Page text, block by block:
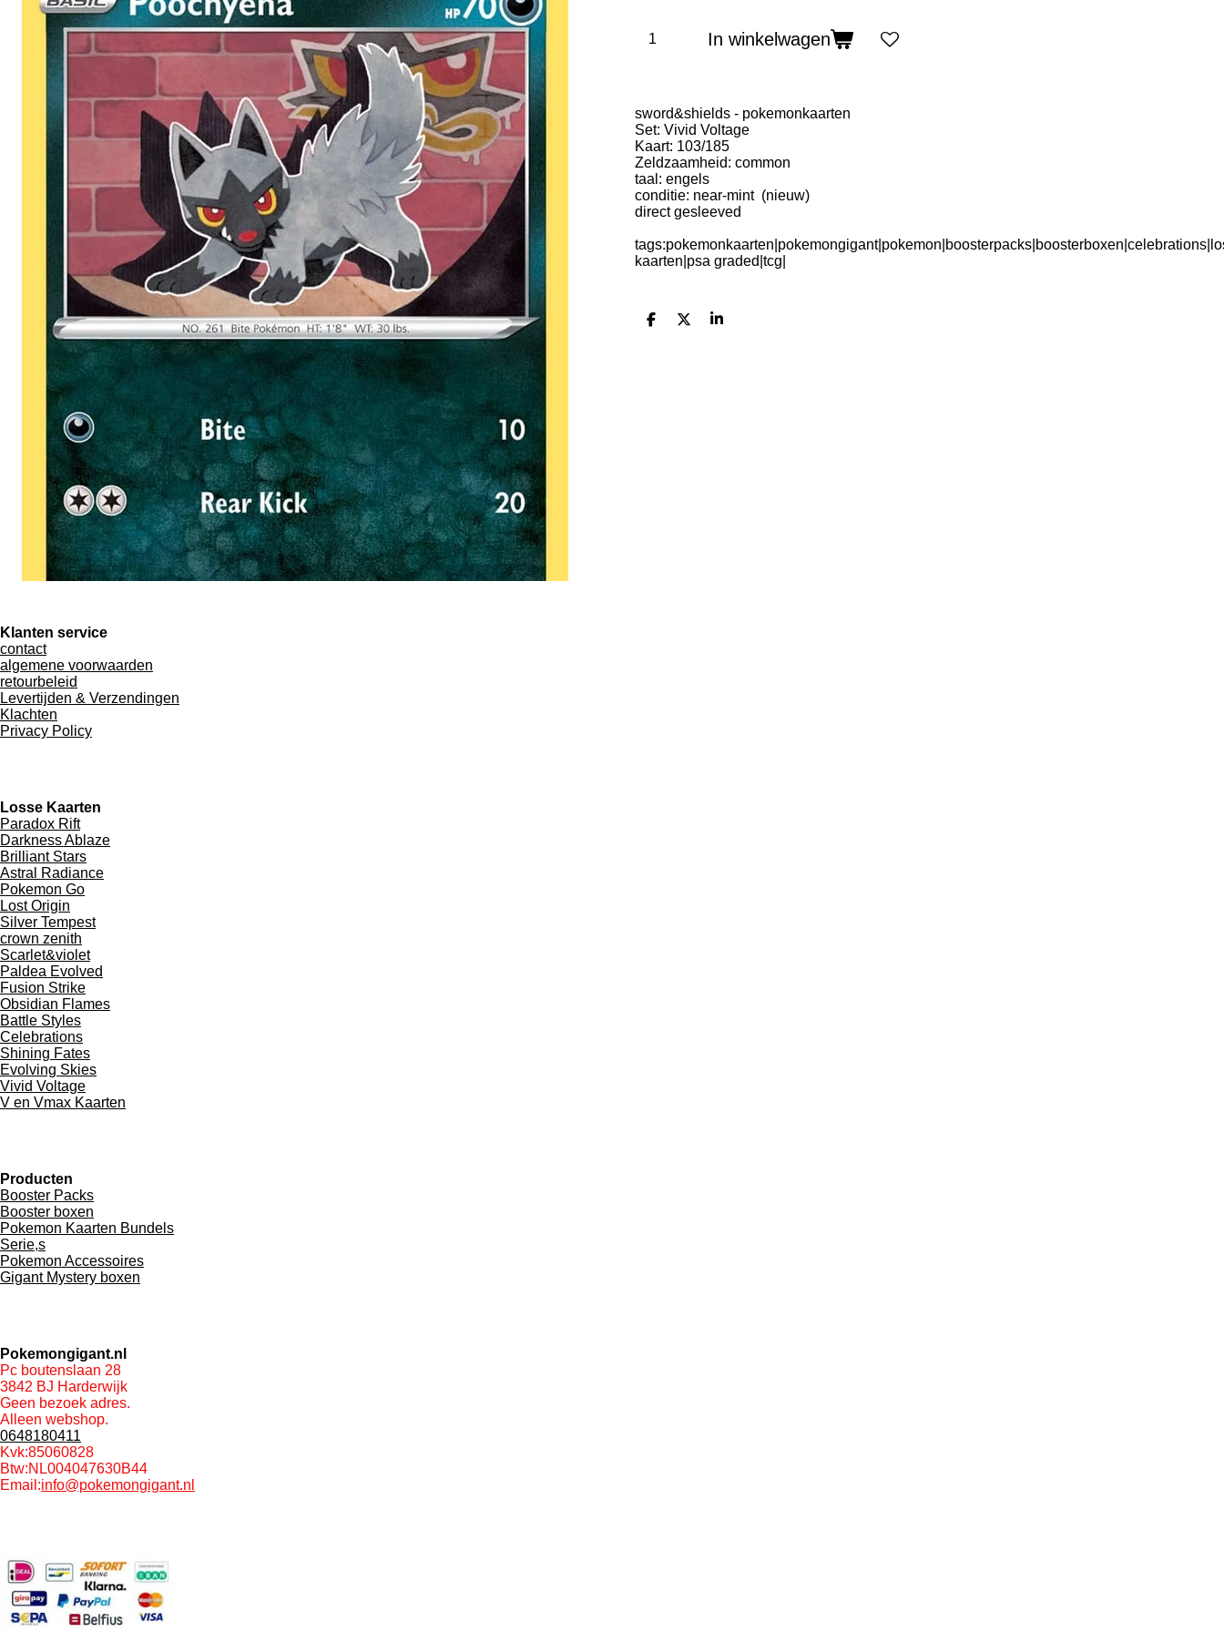
In winkelwagen
sword&shields - pokemonkaarten
Set: Vivid Voltage
Kaart: 103/185
Zeldzaamheid: common
taal: engels
conditie: near-mint (nieuw)
direct gesleeved
kaarten|psa graded|tcg|
D
D
S
Klanten service
contact
algemene voorwaarden
retourbeleid
Levertijden & Verzendingen
Klachten
Privacy Policy
Losse Kaarten
Paradox Rift
Darkness Ablaze
Brilliant Stars
Astral Radiance
Pokemon Go
Lost Origin
Silver Tempest
crown zenith
Scarlet&violet
Paldea Evolved
Fusion Strike
Obsidian Flames
Battle Styles
Celebrations
Shining Fates
Evolving Skies
Vivid Voltage
V en Vmax Kaarten
Producten
Booster Packs
Booster boxen
Pokemon Kaarten Bundels
Serie,s
Pokemon Accessoires
Gigant Mystery boxen
Pokemongigant.nl
Pc boutenslaan 28
3842 BJ Harderwijk
Geen bezoek adres.
Alleen webshop.
0648180411
Kvk:85060828
Btw:NL004047630B44
Email:info@pokemongigant.nl